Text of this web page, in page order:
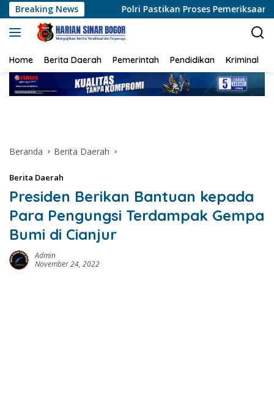
Langsung
ke
konten
Breaking News
Polri Pastikan Proses Pemeriksaan Personel di Aceh
Home Berita Daerah Pemerintah Pendidikan Kriminal
Beranda Berita Daerah
Berita Daerah
Presiden Berikan Bantuan kepada
Para Pengungsi Terdampak Gempa
Bumi di Cianjur
Admin
November 24, 2022